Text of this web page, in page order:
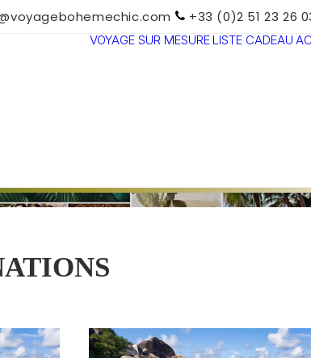
+33 (0)2 51 23 26
VOYAGE SUR MESURE LISTE CADEAU